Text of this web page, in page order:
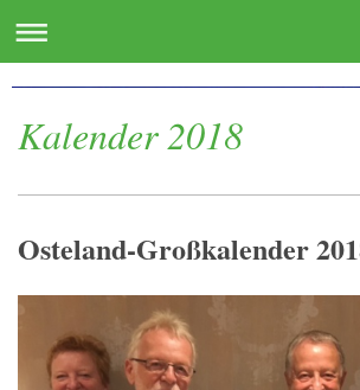
Kalender 2018
Osteland-Großkalender